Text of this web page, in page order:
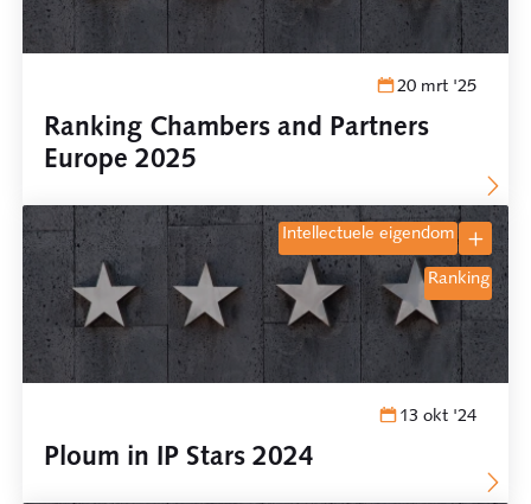
20 mrt '25
Ranking Chambers and Partners
Europe 2025
intellectuele eigendom
ranking
13 okt '24
Ploum in IP Stars 2024